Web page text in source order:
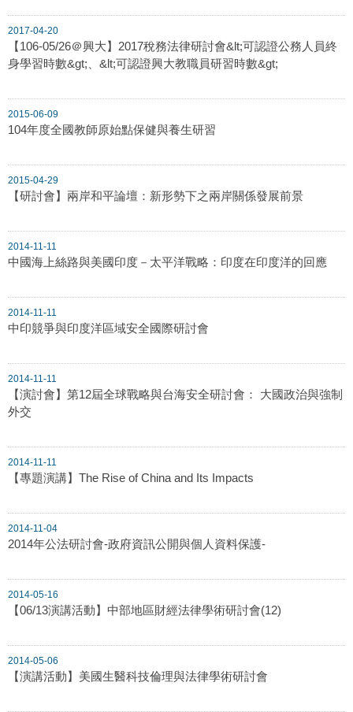
2017-04-20
【106-05/26＠興大】2017稅務法律研討會&lt;可認證公務人員終
身學習時數&gt;、&lt;可認證興大教職員研習時數&gt;
2015-06-09
104年度全國教師原始點保健與養生研習
2015-04-29
【研討會】兩岸和平論壇：新形勢下之兩岸關係發展前景
2014-11-11
中國海上絲路與美國印度－太平洋戰略：印度在印度洋的回應
2014-11-11
中印競爭與印度洋區域安全國際研討會
2014-11-11
【演討會】第12屆全球戰略與台海安全研討會： 大國政治與強制
外交
2014-11-11
【專題演講】The Rise of China and Its Impacts
2014-11-04
2014年公法研討會-政府資訊公開與個人資料保護-
2014-05-16
【06/13演講活動】中部地區財經法律學術研討會(12)
2014-05-06
【演講活動】美國生醫科技倫理與法律學術研討會